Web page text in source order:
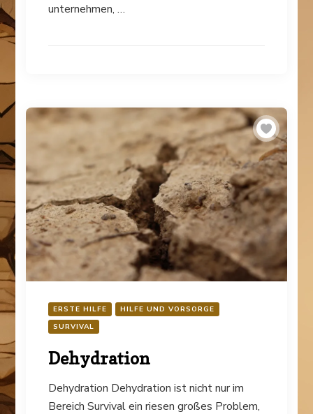
unternehmen, …
ERSTE HILFE
HILFE UND VORSORGE
SURVIVAL
Dehydration
Dehydration Dehydration ist nicht nur im
Bereich Survival ein riesen großes Problem,